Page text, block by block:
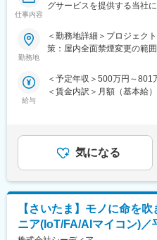
【配属部門について】
よび製造系ITを中心とした
Transformation）に対して事
ングしていくことに全力で
力、プロジェクト推進力を
■様々なキャリアが選択で
・約400種類の研修ライン
宅から受講が可能。
■キャリアビジョンを実現
・案件内容が全社員に公開
とができます。一定の経験
たプロジェクトへ希望を出
す。
仕事内容
グサービスを提供する当社
■業務内容：
要件定義から基本設計、詳
適性に合わせてお任せします
・AI（脳電極、画像処理、
・医療機器(医用映像システ
・車載機器(HV/EV/PHV、
・モバイル/通信機器(ゲー
ど) 他
■開発環境：
言語：C、C++、C#、Java
勤務地
＜勤務地詳細＞プロジェク
策：屋内全面禁煙変更の範
給与
＜予定年収＞500万円～801
＜賃金内訳＞月額（基本給
あり、選考を通じて上下す
手当を含めた表記です。
気になる
【さいたま】モノに命を
ニア(IoT/FA/AIマイコン)／